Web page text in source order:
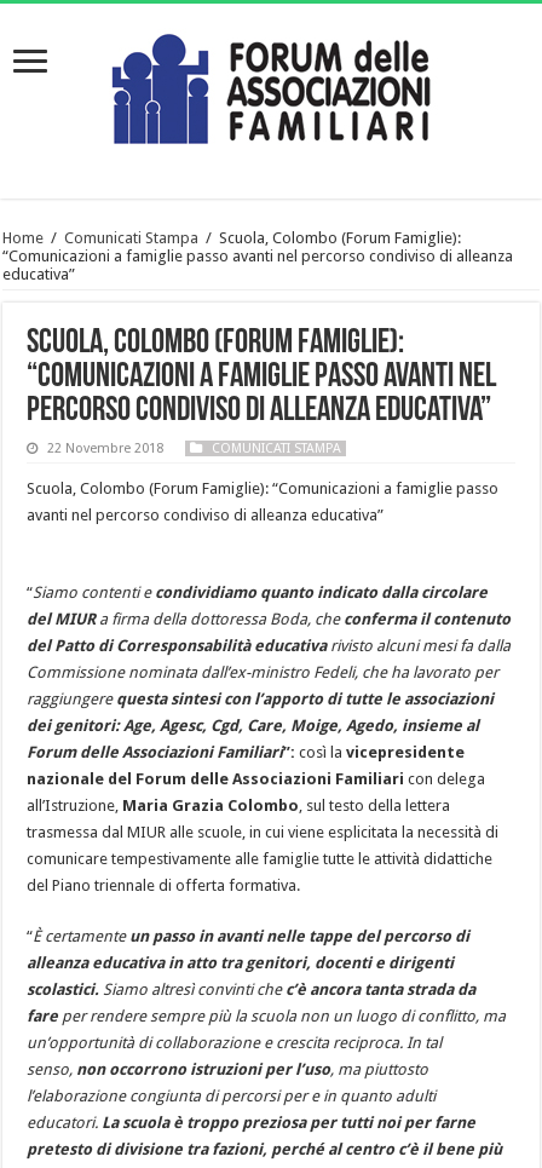
Home / Comunicati Stampa / Scuola, Colombo (Forum Famiglie):
“Comunicazioni a famiglie passo avanti nel percorso condiviso di alleanza
educativa”
Scuola, Colombo (Forum Famiglie):
“Comunicazioni a famiglie passo avanti nel
percorso condiviso di alleanza educativa”
22 Novembre 2018 COMUNICATI STAMPA
Scuola, Colombo (Forum Famiglie): “Comunicazioni a famiglie passo
avanti nel percorso condiviso di alleanza educativa”
“Siamo contenti e condividiamo quanto indicato dalla circolare
del MIURa firma della dottoressa Boda, che conferma il contenuto
del Patto di Corresponsabilità educativarivisto alcuni mesi fa dalla
Commissione nominata dall’ex-ministro Fedeli, che ha lavorato per
raggiungere questa sintesi con l’apporto di tutte le associazioni
dei genitori: Age, Agesc, Cgd, Care, Moige, Agedo, insieme al
Forum delle Associazioni Familiari”: così lavicepresidente
nazionale del Forum delle Associazioni Familiari con delega
all’Istruzione, Maria Grazia Colombo , sul testo della lettera
trasmessa dal MIUR alle scuole, in cui viene esplicitata la necessità di
comunicare tempestivamente alle famiglie tutte le attività didattiche
del Piano triennale di offerta formativa.
“È certamente un passo in avanti nelle tappe del percorso di
alleanza educativa in atto tra genitori, docenti e dirigenti
scolastici. Siamo altresì convinti che c’è ancora tanta strada da
fare per rendere sempre più la scuola non un luogo di conflitto, ma
un’opportunità di collaborazione e crescita reciproca. In tal
senso, non occorrono istruzioni per l’uso, ma piuttosto
l’elaborazione congiunta di percorsi per e in quanto adulti
educatori. La scuola è troppo preziosa per tutti noi per farne
pretesto di divisione tra fazioni, perché al centro c’è il bene più